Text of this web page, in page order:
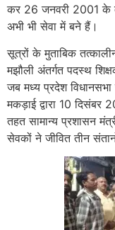
कर 26 जनवरी 2001 के
अभी भी सेवा में बने हैं।
सूत्रों के मुताबिक
मझौली अंतर्गत पदस्थ
जब मध्य प्रदेश
मकड़ाई द्वारा 10
तहत सामान्य प्रशासन
सेवकों ने जीवित तीन